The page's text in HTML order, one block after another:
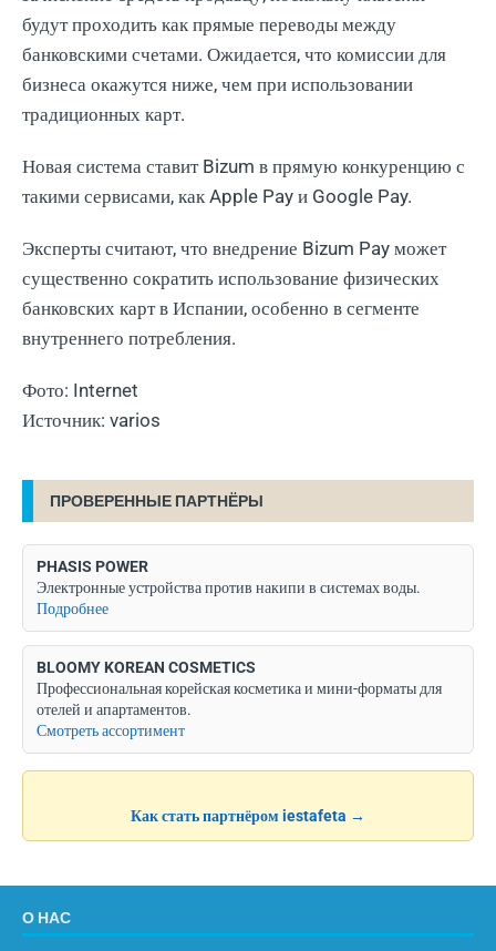
будут проходить как прямые переводы между
банковскими счетами. Ожидается, что комиссии для
бизнеса окажутся ниже, чем при использовании
традиционных карт.
Новая система ставит Bizum в прямую конкуренцию с
такими сервисами, как Apple Pay и Google Pay.
Эксперты считают, что внедрение Bizum Pay может
существенно сократить использование физических
банковских карт в Испании, особенно в сегменте
внутреннего потребления.
Фото: Internet
Источник: varios
ПРОВЕРЕННЫЕ ПАРТНЁРЫ
PHASIS POWER
Электронные устройства против накипи в системах воды.
Подробнее
BLOOMY KOREAN COSMETICS
Профессиональная корейская косметика и мини-форматы для
отелей и апартаментов.
Смотреть ассортимент
Как стать партнёром iestafeta →
О НАС